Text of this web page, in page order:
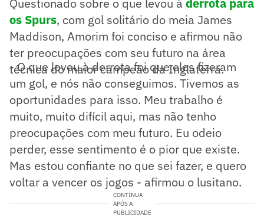
os Spurs, com gol solitário do meia James
Maddison, Amorim foi conciso e afirmou não
ter preocupações com seu futuro na área
técnica do maior campeão da Inglaterra.
- O que levou à derrota foi que eles fizeram
um gol, e nós não conseguimos. Tivemos as
oportunidades para isso. Meu trabalho é
muito, muito difícil aqui, mas não tenho
preocupações com meu futuro. Eu odeio
perder, esse sentimento é o pior que existe.
Mas estou confiante no que sei fazer, e quero
voltar a vencer os jogos - afirmou o lusitano.
CONTINUA
APÓS A
PUBLICIDADE